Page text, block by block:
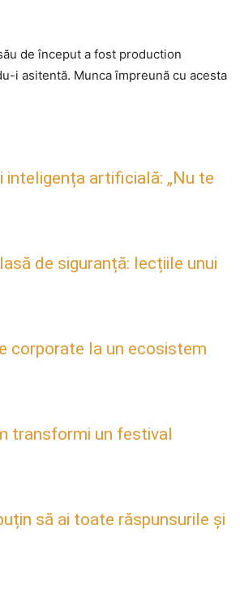
de început a fost production
i asitentă. Munca împreună cu acesta
inteligența artificială: „Nu te
de siguranță: lecțiile unui
corporate la un ecosistem
transformi un festival
să ai toate răspunsurile și